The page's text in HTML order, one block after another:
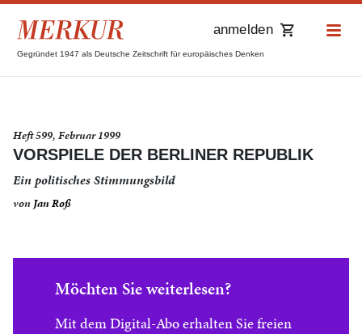
Gegründet 1947 als Deutsche Zeitschrift für europäisches Denken
anmelden
Heft 599, Februar 1999
VORSPIELE DER BERLINER REPUBLIK
Ein politisches Stimmungsbild
von Jan Roß
Möchten Sie weiterlesen?
Mit dem Digital-Abo erhalten Sie freien